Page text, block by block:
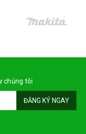
chúng tôi
ĐĂNG KÝ NGAY